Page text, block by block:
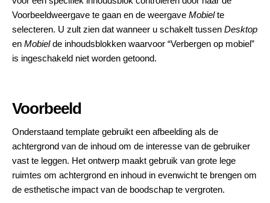
Voorbeeldweergave te gaan en de weergave Mobielte
selecteren. U zult zien dat wanneer u schakelt tussen Desktop
en Mobielde inhoudsblokken waarvoor “Verbergen op mobiel”
is ingeschakeld niet worden getoond.
Voorbeeld
Onderstaand template gebruikt een afbeelding als de
achtergrond van de inhoud om de interesse van de gebruiker
vast te leggen. Het ontwerp maakt gebruik van grote lege
ruimtes om achtergrond en inhoud in evenwicht te brengen om
de esthetische impact van de boodschap te vergroten.